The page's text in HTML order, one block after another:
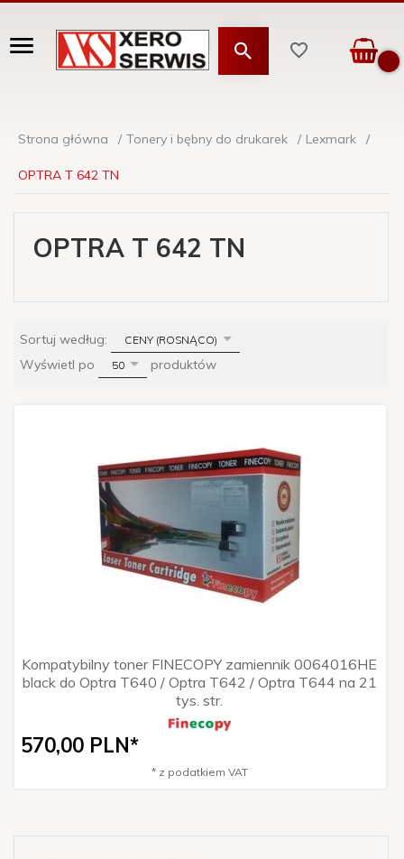
Strona główna Tonery i bębny do drukarek Lexmark
OPTRA T 642 TN
OPTRA T 642 TN
Sortuj według: sortCENY (ROSNĄCO)
Wyświetl po pop
50 produktów
Kompatybilny toner FINECOPY zamiennik 0064016HE
black do Optra T640 / Optra T642 / Optra T644 na 21
tys. str.
570,00 PLN*
* z podatkiem VAT